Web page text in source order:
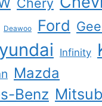
Deawoo Ford
Infinity
Mazda
Benz